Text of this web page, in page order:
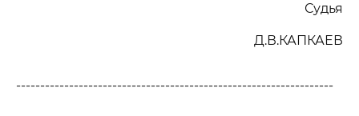
Судья
Д.В.КАПКАЕВ
------------------------------------------------------------------